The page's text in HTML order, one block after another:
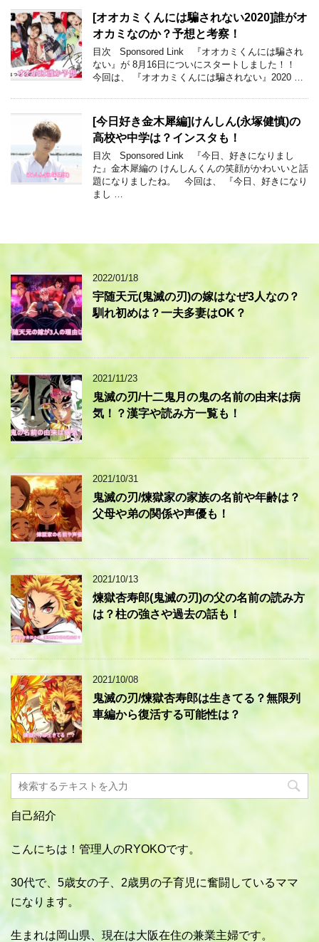
[オオカミくんには騙されない2020]誰がオ
オカミなのか？予想と考察！
目次 Sponsored Link 『オオカミくんには騙され
ない』が 8月16日についにスタートしました！！
今回は、 『オオカミくんには騙されない』2020 …
[今日好き金木犀編]けんしん(永塚健慎)の
高校や中学は？インスタも！
目次 Sponsored Link 『今日、好きになりまし
た』金木犀編の けんしんくんの笑顔がかわいいと話
題になりましたね。 今回は、 『今日、好きになり
まし …
2022/01/18
宇随天元(鬼滅の刃)の嫁はなぜ3人なの？
馴れ初めは？一夫多妻はOK？
2021/11/23
鬼滅の刃/十二鬼月の鬼の名前の由来は病
気！？漢字や読み方一覧も！
2021/10/31
鬼滅の刃/煉獄家の家族の名前や年齢は？
父母や弟の関係や声優も！
2021/10/13
煉獄杏寿郎(鬼滅の刃)の父の名前の読み方
は？柱の強さや過去の話も！
2021/10/08
鬼滅の刃/煉獄杏寿郎は生きてる？無限列
車編から復活する可能性は？
自己紹介
こんにちは！管理人のRYOKOです。
30代で、5歳女の子、2歳男の子育児に奮闘しているママ
になります。
生まれは岡山県、現在は大阪在住の兼業主婦です。